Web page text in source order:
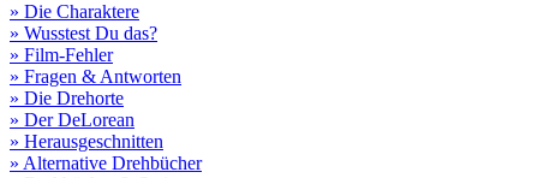
» Die Charaktere
» Wusstest Du das?
» Film-Fehler
» Fragen & Antworten
» Die Drehorte
» Der DeLorean
» Herausgeschnitten
» Alternative Drehbücher